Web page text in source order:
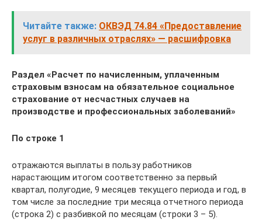
Читайте также: ОКВЭД 74.84 «Предоставление
услуг в различных отраслях» — расшифровка
Раздел «Расчет по начисленным, уплаченным
страховым взносам на обязательное социальное
страхование от несчастных случаев на
производстве и профессиональных заболеваний»
По строке 1
отражаются выплаты в пользу работников
нарастающим итогом соответственно за первый
квартал, полугодие, 9 месяцев текущего периода и год, в
том числе за последние три месяца отчетного периода
(строка 2) с разбивкой по месяцам (строки 3 – 5).